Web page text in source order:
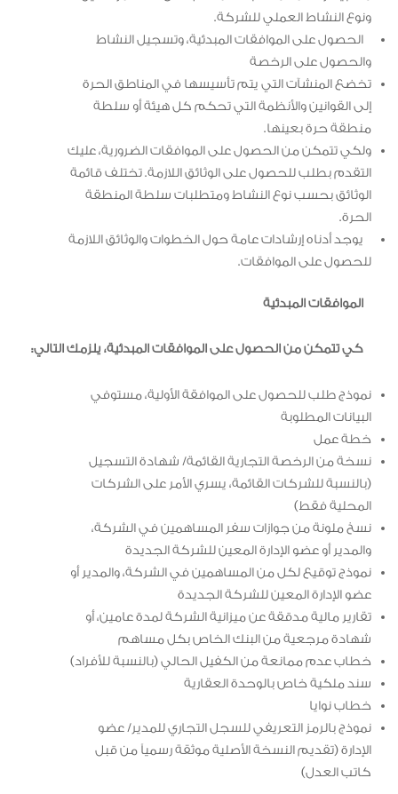
ونوع النشاط العملي للشركة.
الحصول على الموافقات المبدئية، وتسجيل النشاط
والحصول على الرخصة
تخضع المنشآت التي يتم تأسيسها في المناطق الحرة
إلى القوانين والأنظمة التي تحكم كل هيئة أو سلطة
منطقة حرة بعينها.
ولكي تتمكن من الحصول على الموافقات الضرورية، عليك
التقدم بطلب للحصول على الوثائق اللازمة. تختلف قائمة
الوثائق بحسب نوع النشاط ومتطلبات سلطة المنطقة
الحرة.
يوجد أدناه إرشادات عامة حول الخطوات والوثائق اللازمة
للحصول على الموافقات.
الموافقات المبدئية
كي تتمكن من الحصول على الموافقات المبدئية، يلزمك التالي:
نموذج طلب للحصول على الموافقة الأولية، مستوفي
البيانات المطلوبة
خطة عمل
نسخة من الرخصة التجارية القائمة/ شهادة التسجيل
(بالنسبة للشركات القائمة، يسري الأمر على الشركات
المحلية فقط)
نسخ ملونة من جوازات سفر المساهمين في الشركة،
والمدير أو عضو الإدارة المعين للشركة الجديدة
نموذج توقيع لكل من المساهمين في الشركة، والمدير أو
عضو الإدارة المعين للشركة الجديدة
تقارير مالية مدققة عن ميزانية الشركة لمدة عامين، أو
شهادة مرجعية من البنك الخاص بكل مساهم
خطاب عدم ممانعة من الكفيل الحالي (بالنسبة للأفراد)
سند ملكية خاص بالوحدة العقارية
خطاب نوايا
نموذج بالرمز التعريفي للسجل التجاري للمدير/ عضو
الإدارة (تقديم النسخة الأصلية موثقة رسمياً من قبل
كاتب العدل)